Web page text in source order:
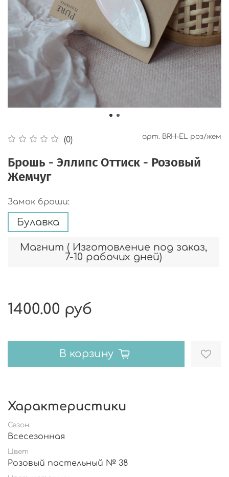
(0) арт. BRH-EL роз/жем
Брошь - Эллипс Оттиск - Розовый
Жемчуг
Замок броши:
Булавка
Магнит ( Изготовление под заказ,
7-10 рабочих дней)
1400.00 руб
В корзину
Характеристики
Сезон
Всесезонная
Цвет
Розовый пастельный № 38